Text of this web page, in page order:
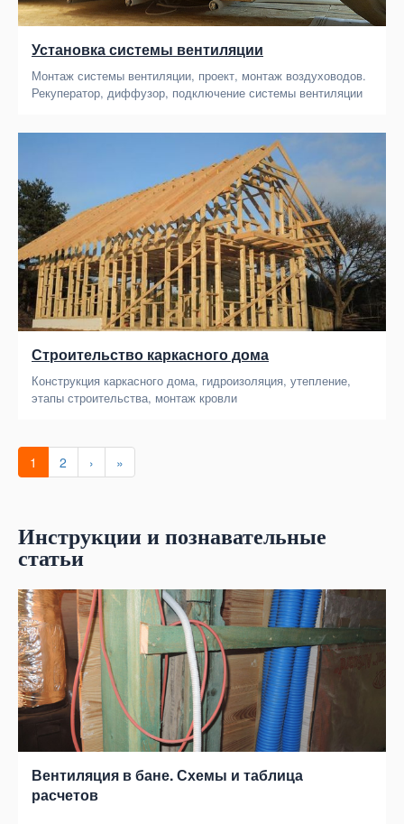
Установка системы вентиляции
Монтаж системы вентиляции, проект, монтаж воздуховодов.
Рекуператор, диффузор, подключение системы вентиляции
Строительство каркасного дома
Конструкция каркасного дома, гидроизоляция, утепление,
этапы строительства, монтаж кровли
1 2 › »
Инструкции и познавательные
статьи
Вентиляция в бане. Схемы и таблица
расчетов